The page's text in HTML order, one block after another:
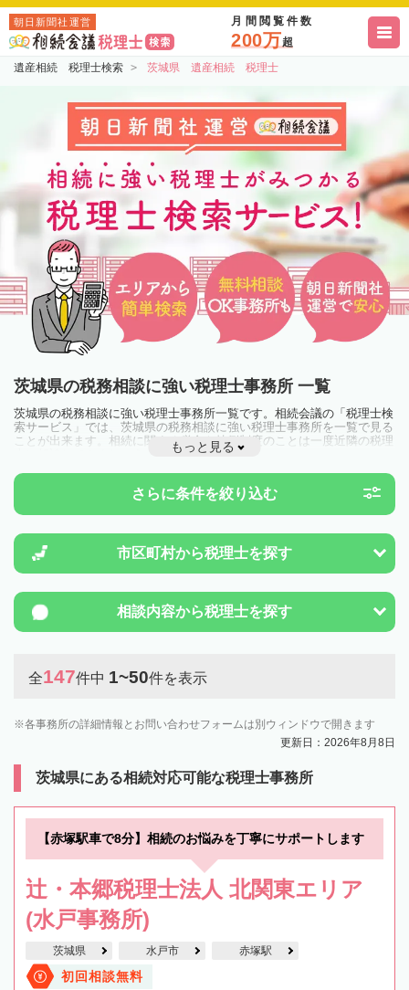
朝日新聞社運営 月間閲覧件数
200万超
遺産相続 税理士検索 茨城県 遺産相続 税理士
茨城県の税務相談に強い税理士事務所 一覧
茨城県の税務相談に強い税理士事務所一覧です。相続会議の「税理士検
索サービス」では、茨城県の税務相談に強い税理士事務所を一覧で見る
ことが出来ます。相続に関する税金や特例制度のことは一度近隣の税理
もっと見る
さらに条件を絞り込む
市区町村から税理士を探す
相談内容から税理士を探す
全147件中 1~50件を表示
各事務所の詳細情報とお問い合わせフォームは別ウィンドウで開きます
更新日：2026年8月8日
茨城県にある相続対応可能な税理士事務所
【赤塚駅車で8分】相続のお悩みを丁寧にサポートします
辻・本郷税理士法人 北関東エリア
(水戸事務所)
茨城県 水戸市 赤塚駅
初回相談無料